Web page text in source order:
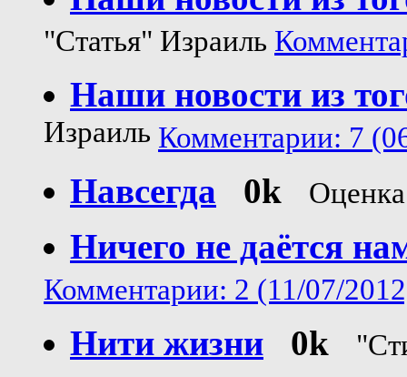
"Статья" Израиль
Наши новости из
Израиль Комментарии: 7
Навсегда 0k
Ничего не даётся
Комментарии: 2 (11/07/
Нити жизни 0k